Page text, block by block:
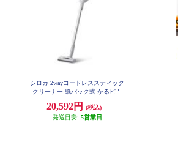
シロカ 2wayコードレススティック
クリーナー 紙パック式 かるピカ
20,592円
(税込)
発送目安: 5営業日